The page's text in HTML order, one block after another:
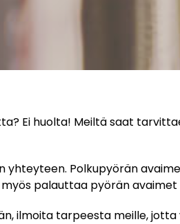
Ei huolta! Meiltä saat
Polkupyörän
palauttaa pyörän
ilmoita tarpeesta meille,